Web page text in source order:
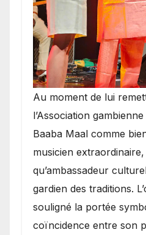
​Au moment de lui
l’Association
Baaba Maal comme
musicien
qu’ambassadeur
gardien des traditions.
souligné la portée
coïncidence entre son